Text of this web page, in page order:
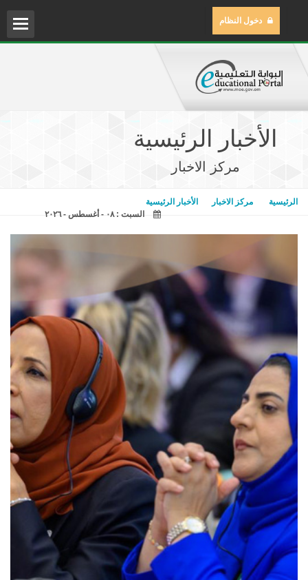
دخول النظام
الأخبار الرئيسية
مركز الاخبار
الرئيسية مركز الاخبار
الأخبار الرئيسية
السبت : ٠٨ - أغسطس - ٢٠٢٦